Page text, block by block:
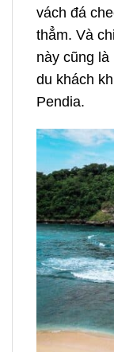
vách đá
thẳm. Và
này cũng là
du khách
Pendia.